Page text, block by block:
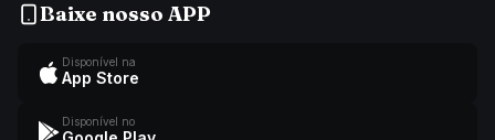
Baixe nosso APP
Disponível na
App Store
Disponível no